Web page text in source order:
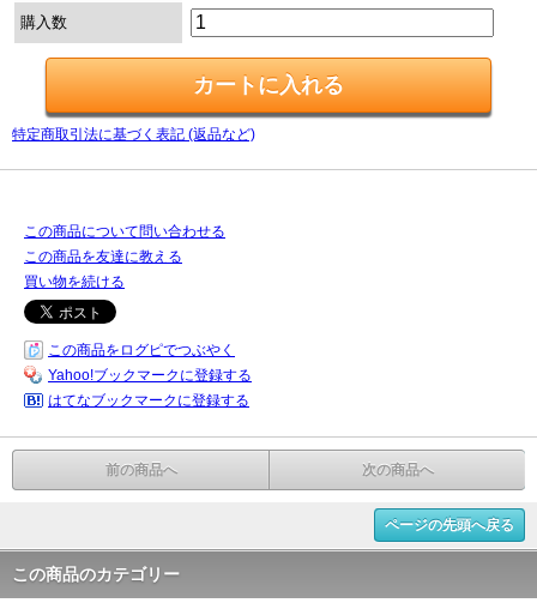
購入数
特定商取引法に基づく表記 (返品など)
この商品について問い合わせる
この商品を友達に教える
買い物を続ける
この商品をログピでつぶやく
Yahoo!ブックマークに登録する
はてなブックマークに登録する
前の商品へ 次の商品へ
ページの先頭へ戻る
この商品のカテゴリー